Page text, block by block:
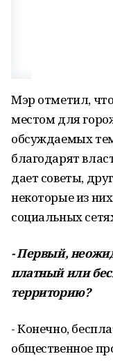
Мэр отметил,
местом для
обсуждаемых
благодарят
дает советы,
некоторые из
социальных
- Первый,
платный или
территорию?
- Конечно,
общественное